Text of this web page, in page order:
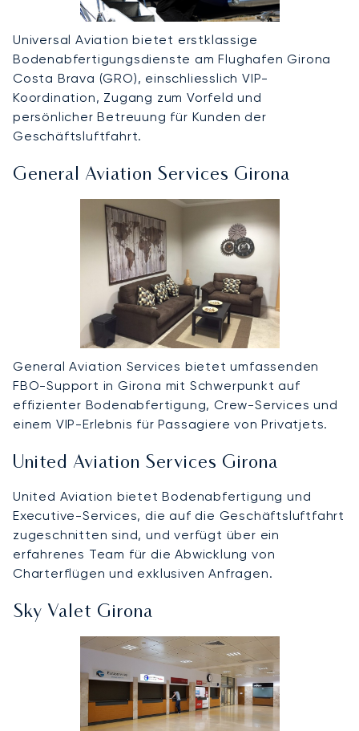
Universal Aviation bietet erstklassige
Bodenabfertigungsdienste am Flughafen Girona
Costa Brava (GRO), einschliesslich VIP-
Koordination, Zugang zum Vorfeld und
persönlicher Betreuung für Kunden der
Geschäftsluftfahrt.
General Aviation Services Girona
General Aviation Services bietet umfassenden
FBO-Support in Girona mit Schwerpunkt auf
effizienter Bodenabfertigung, Crew-Services und
einem VIP-Erlebnis für Passagiere von Privatjets.
United Aviation Services Girona
United Aviation bietet Bodenabfertigung und
Executive-Services, die auf die Geschäftsluftfahrt
zugeschnitten sind, und verfügt über ein
erfahrenes Team für die Abwicklung von
Charterflügen und exklusiven Anfragen.
Sky Valet Girona